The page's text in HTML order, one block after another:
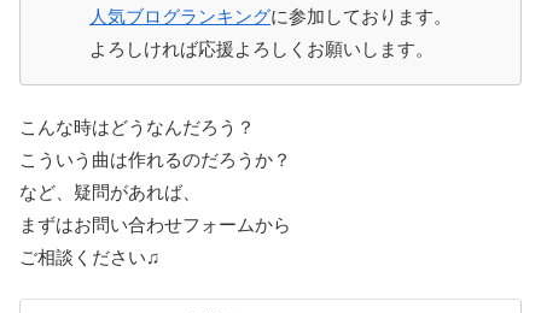
人気ブログランキングに参加しております。
よろしければ応援よろしくお願いします。
こんな時はどうなんだろう？
こういう曲は作れるのだろうか？
など、疑問があれば、
まずはお問い合わせフォームから
ご相談ください♫